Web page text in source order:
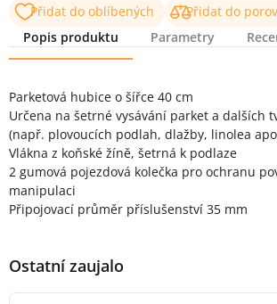
Přidat do oblíbených
Přidat do
Popis produktu
Parametry
Parketová hubice o šířce 40 cm
Určena na šetrné vysávání parket a dalších
(např. plovoucích podlah, dlažby, linolea
Vlákna z koňské žíně, šetrná k podlaze
2 gumová pojezdová kolečka pro ochranu
manipulaci
Připojovací průměr příslušenství 35 mm
Ostatní zaujalo